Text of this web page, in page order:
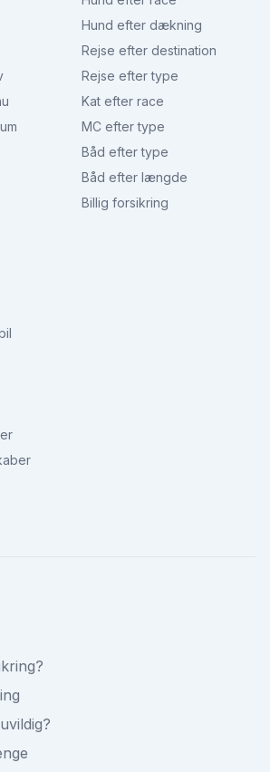
Hund efter dækning
Rejse efter destination
Rejse efter type
Kat efter race
MC efter type
Båd efter type
Båd efter længde
Billig forsikring